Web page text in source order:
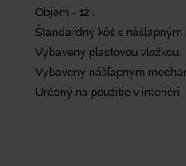
Objem - 12 l
Štandardný kôš s nášlapným
Vybavený plastovou vložkou.
Vybavený nášľapným
Určený na použitie v interiéri.